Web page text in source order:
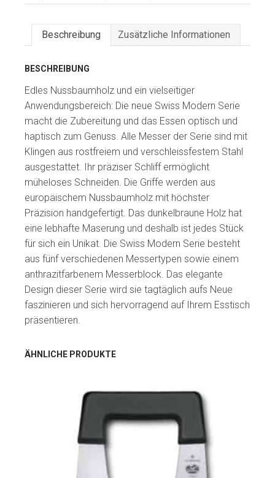
Beschreibung Zusätzliche Informationen
BESCHREIBUNG
Edles Nussbaumholz und ein vielseitiger
Anwendungsbereich: Die neue Swiss Modern Serie
macht die Zubereitung und das Essen optisch und
haptisch zum Genuss. Alle Messer der Serie sind mit
Klingen aus rostfreiem und verschleissfestem Stahl
ausgestattet. Ihr präziser Schliff ermöglicht
müheloses Schneiden. Die Griffe werden aus
europäischem Nussbaumholz mit höchster
Präzision handgefertigt. Das dunkelbraune Holz hat
eine lebhafte Maserung und deshalb ist jedes Stück
für sich ein Unikat. Die Swiss Modern Serie besteht
aus fünf verschiedenen Messertypen sowie einem
anthrazitfarbenem Messerblock. Das elegante
Design dieser Serie wird sie tagtäglich aufs Neue
faszinieren und sich hervorragend auf Ihrem Esstisch
präsentieren.
ÄHNLICHE PRODUKTE